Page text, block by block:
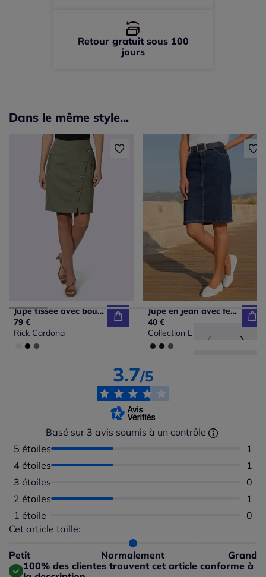
Retour gratuit sous 100
jours
Dans le même style...
Jupe tissée avec boutons fantaisie et poches latérales
79 €
Rick Cardona
Jupe en jean avec fente au dos et coupe cinq poches
40 €
Collection L
3.7/5
Basé sur 3 avis soumis à un contrôle
5 étoiles
1
4 étoiles
1
3 étoiles
0
2 étoiles
1
1 étoile
0
Cet article taille:
Petit Normalement Grand
Répartition du taillant selon les avis clients
Taille normalement : 100%
Taille grand : 0%
100% des clientes trouvent cet article conforme à